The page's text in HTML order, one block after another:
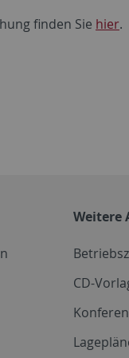
finden Sie hier.
Weitere
CD-